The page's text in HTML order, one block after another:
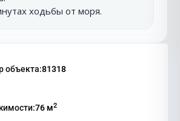
ходьбы от моря.
объекта:81318
76 м2